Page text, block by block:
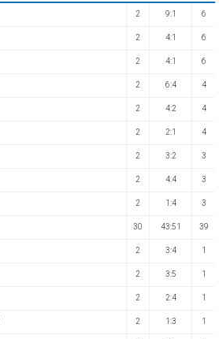
2 9:1 6
2 4:1 6
2 4:1 6
2 6:4 4
2 4:2 4
2 2:1 4
2 3:2 3
2 4:4 3
2 1:4 3
30 43:51 39
2 3:4 1
2 3:5 1
2 2:4 1
2 1:3 1